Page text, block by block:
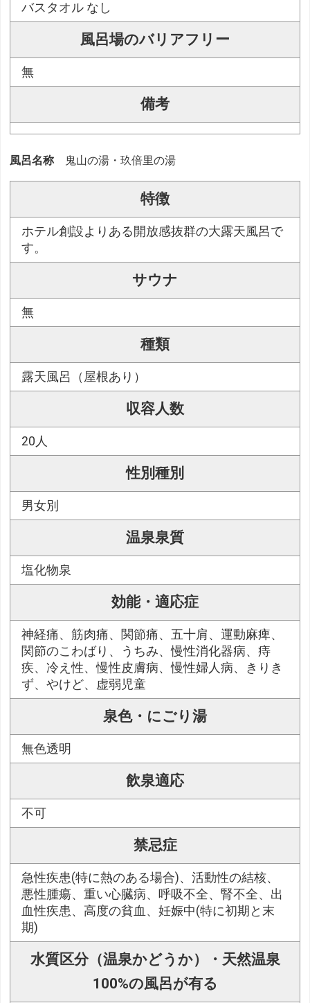
バスタオル なし
風呂場のバリアフリー
無
備考
風呂名称 鬼山の湯・玖倍里の湯
特徴
ホテル創設よりある開放感抜群の大露天風呂で
す。
サウナ
無
種類
露天風呂（屋根あり）
収容人数
20人
性別種別
男女別
温泉泉質
塩化物泉
効能・適応症
神経痛、筋肉痛、関節痛、五十肩、運動麻痺、
関節のこわばり、うちみ、慢性消化器病、痔
疾、冷え性、慢性皮膚病、慢性婦人病、きりき
ず、やけど、虚弱児童
泉色・にごり湯
無色透明
飲泉適応
不可
禁忌症
急性疾患(特に熱のある場合)、活動性の結核、
悪性腫瘍、重い心臓病、呼吸不全、腎不全、出
血性疾患、高度の貧血、妊娠中(特に初期と末
期)
水質区分（温泉かどうか）・天然温泉
100%の風呂が有る